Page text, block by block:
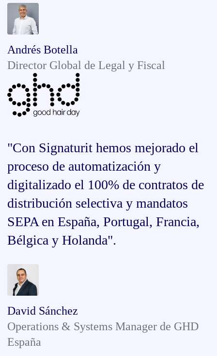
Andrés Botella
Director Global de Legal y Fiscal
"Con Signaturit hemos mejorado el
proceso de automatización y
digitalizado el 100% de contratos de
distribución selectiva y mandatos
SEPA en España, Portugal, Francia,
Bélgica y Holanda".
David Sánchez
Operations & Systems Manager de GHD
España